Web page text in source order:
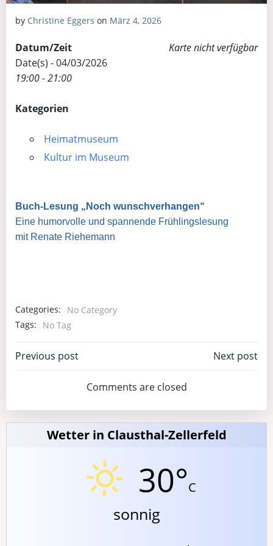
by Christine Eggers on März 4, 2026
Karte nicht verfügbar
Datum/Zeit
Date(s) - 04/03/2026
19:00 - 21:00
Kategorien
Heimatmuseum
Kultur im Museum
Buch-Lesung „Noch wunschverhangen“
Eine humorvolle und spannende Frühlingslesung
mit Renate Riehemann
Categories:
No Category
Tags:
No Tag
Post
navigation
Previous post
navigation
Next post
Comments are closed
Wetter in Clausthal-Zellerfeld
30°C
sonnig